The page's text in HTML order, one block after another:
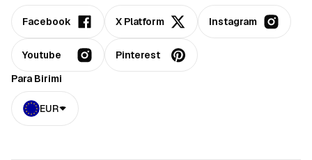
Facebook X Platform Instagram
Youtube
Pinterest
Para Birimi
EUR